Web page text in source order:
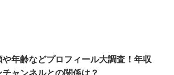
や年齢などプロフィール大調査！年収